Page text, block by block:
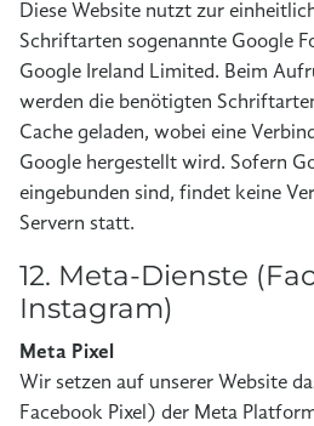
Diese Website nutzt zur
Schriftarten sogenannte Google
Google Ireland Limited. Beim
werden die benötigten
Cache geladen, wobei eine
Google hergestellt wird. Sofern
eingebunden sind, findet keine
Servern statt.
12. Meta-Dienste
Instagram)
Meta Pixel
Wir setzen auf unserer Website
Facebook Pixel) der Meta